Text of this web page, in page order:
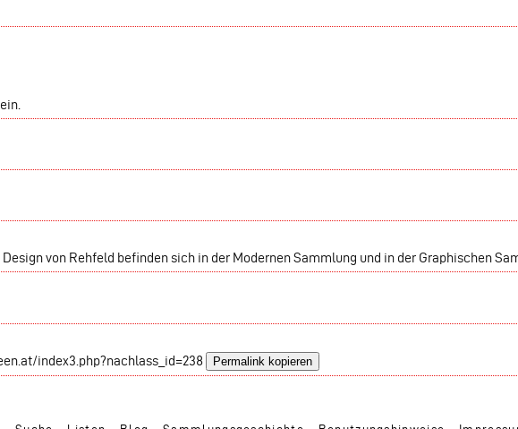
von Rehfeld befinden sich in der Modernen Sammlung und in der Graphischen
index3.php?nachlass_id=238 Permalink kopieren